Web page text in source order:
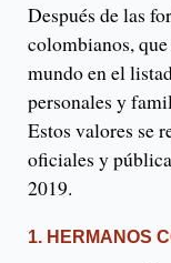
Después de las
colombianos,
mundo en el
personales y
Estos valores se
oficiales y
2019.
1. HERMANOS